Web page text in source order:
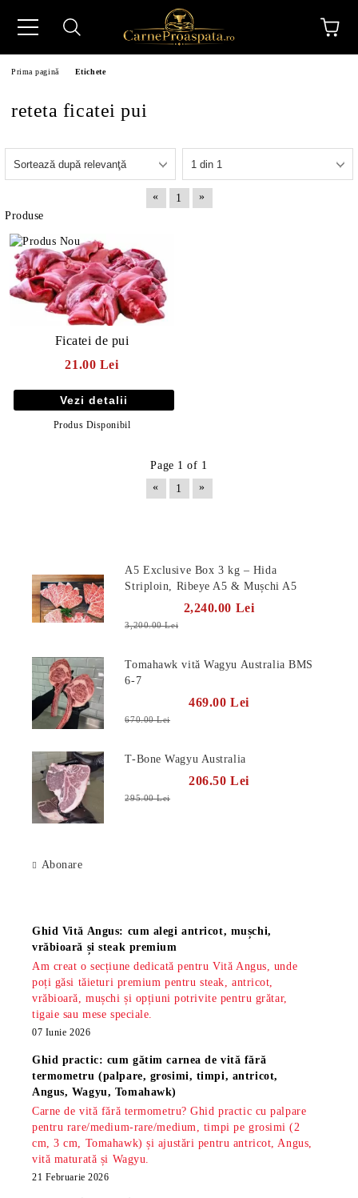
Prima pagină Etichete
reteta ficatei pui
« 1
»
Produse
Ficatei de pui
21.00 Lei
Vezi detalii
Produs Disponibil
Page 1 of 1
«
1 »
A5 Exclusive Box 3 kg – Hida
Striploin, Ribeye A5 & Mușchi A5
2,240.00 Lei
3,200.00 Lei
Tomahawk vită Wagyu Australia BMS
6-7
469.00 Lei
670.00 Lei
T-Bone Wagyu Australia
206.50 Lei
295.00 Lei
Abonare
Ghid Vită Angus: cum alegi antricot, mușchi,
vrăbioară și steak premium
Am creat o secțiune dedicată pentru Vită Angus, unde
poți găsi tăieturi premium pentru steak, antricot,
vrăbioară, mușchi și opțiuni potrivite pentru grătar,
tigaie sau mese speciale.
07 Iunie 2026
Ghid practic: cum gătim carnea de vită fără
termometru (palpare, grosimi, timpi, antricot,
Angus, Wagyu, Tomahawk)
Carne de vită fără termometru? Ghid practic cu palpare
pentru rare/medium-rare/medium, timpi pe grosimi (2
cm, 3 cm, Tomahawk) și ajustări pentru antricot, Angus,
vită maturată și Wagyu.
21 Februarie 2026